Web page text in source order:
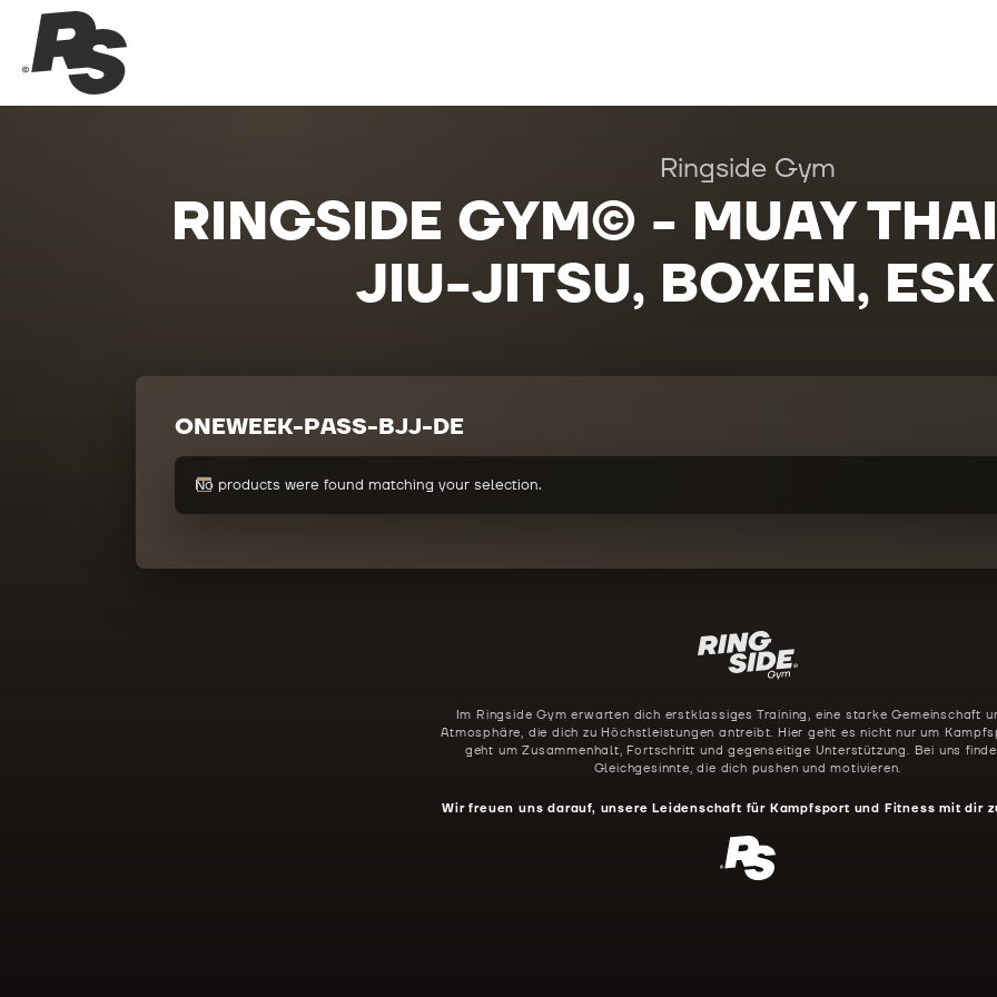
Ringside Gym
RINGSIDE GYM© - MUAY
JIU-JITSU, BOXEN,
ONEWEEK-PASS-BJJ-DE
No products were found matching your selection.
Im Ringside Gym erwarten dich erstklassiges Training, eine starke Gemeinschaft
Atmosphäre, die dich zu Höchstleistungen antreibt. Hier geht es nicht nur um
geht um Zusammenhalt, Fortschritt und gegenseitige Unterstützung. Bei uns
Gleichgesinnte, die dich pushen und motivieren.
Wir freuen uns darauf, unsere Leidenschaft für Kampfsport und Fitness mit dir